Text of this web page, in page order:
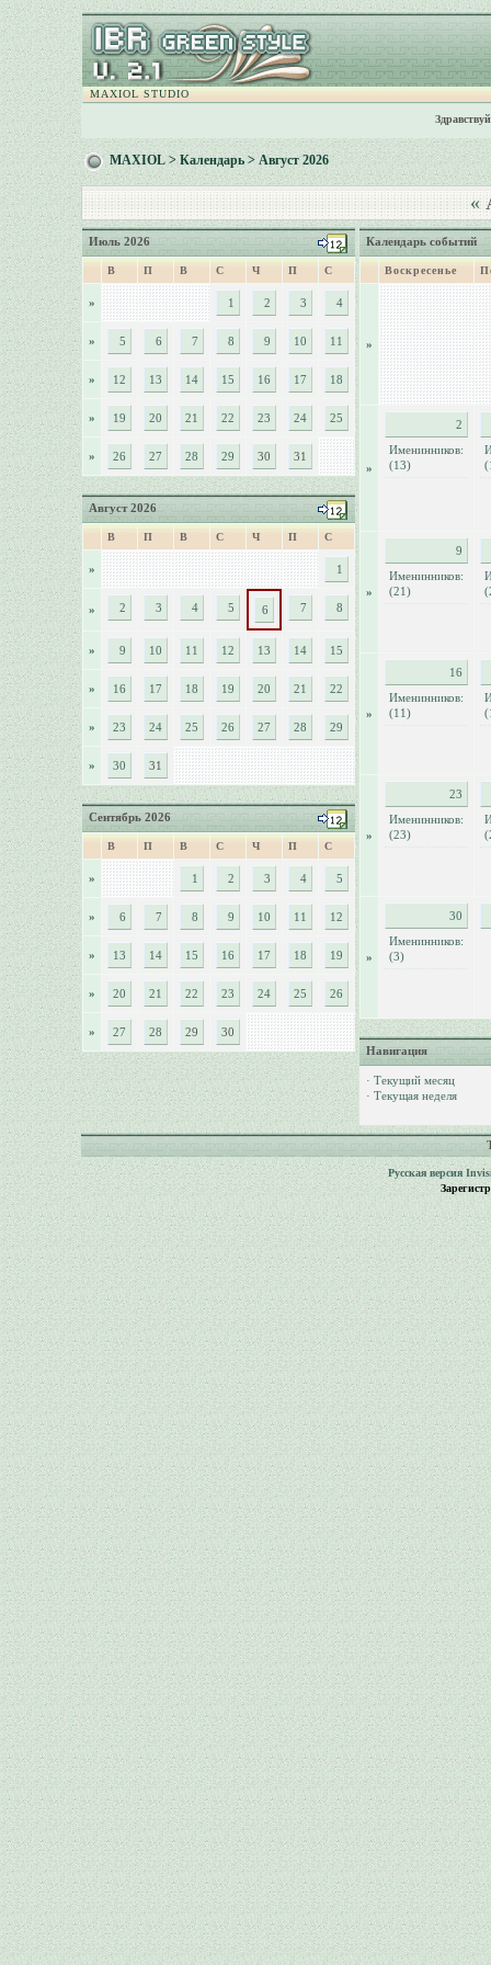
MAXIOL STUDIO
MAXIOL>Календарь> Август 2026
«
Июль 2026
В П В С Ч П С
» 1 2 3 4
» 5 6 7 8 9 10 11
» 12 13 14 15 16 17 18
» 19 20 21 22 23 24 25
» 26 27 28 29 30 31
Август 2026
В П В С Ч П С
» 1
» 2 3 4 5 6 7 8
» 9 10 11 12 13 14 15
» 16 17 18 19 20 21 22
» 23 24 25 26 27 28 29
» 30 31
Сентябрь 2026
В П В С Ч П С
» 1 2 3 4 5
» 6 7 8 9 10 11 12
» 13 14 15 16 17 18 19
» 20 21 22 23 24 25 26
» 27 28 29 30
Календарь событий
Воскресенье
»
»
2
Именинников:
(13)
»
9
Именинников:
(21)
»
16
Именинников:
(11)
»
23
Именинников:
(23)
»
30
Именинников:
(3)
Навигация
· Текущий месяц
· Текущая неделя
Русская версия